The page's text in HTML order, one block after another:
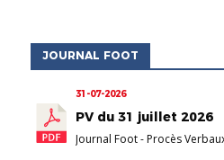
JOURNAL FOOT
31-07-2026
PV du 31 juillet 2026
Journal Foot- Procès